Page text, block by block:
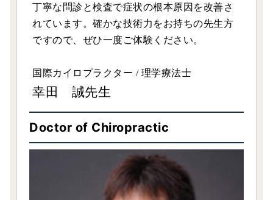
丁寧な問診と検査で症状の根本原因を改善さ
れています。確かな技術力をお持ちの先生方
ですので、ぜひ一度ご体験ください。
国際カイロプラクター / 理学療法士
幸田 誠先生
Doctor of Chiropractic